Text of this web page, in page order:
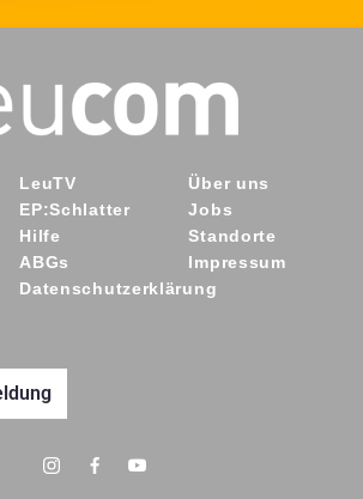
LeuTV
EP:Schlatter
Hilfe
ABGs
Datenschutzerklärung
Über uns
Jobs
Standorte
Impressum
o